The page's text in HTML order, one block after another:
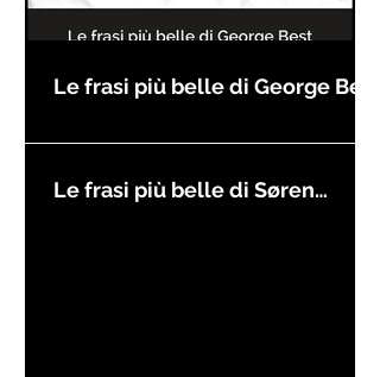
Le frasi più belle di George Best
Le frasi più belle di Søren